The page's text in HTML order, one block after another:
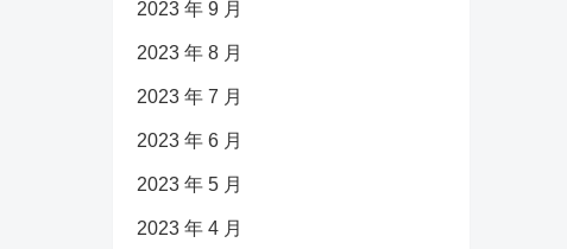
2023 年 9 月
2023 年 8 月
2023 年 7 月
2023 年 6 月
2023 年 5 月
2023 年 4 月